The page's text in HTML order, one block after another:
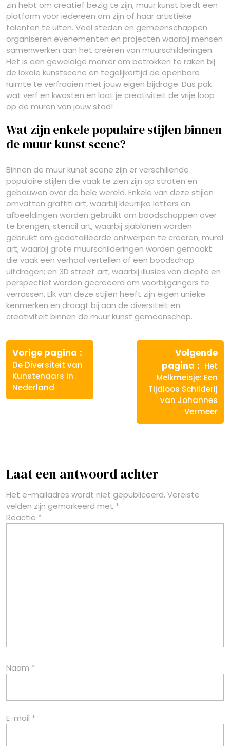
zin hebt om creatief bezig te zijn, muur kunst biedt een
platform voor iedereen om zijn of haar artistieke
talenten te uiten. Veel steden en gemeenschappen
organiseren evenementen en projecten waarbij mensen
samenwerken aan het creëren van muurschilderingen.
Het is een geweldige manier om betrokken te raken bij
de lokale kunstscene en tegelijkertijd de openbare
ruimte te verfraaien met jouw eigen bijdrage. Dus pak
wat verf en kwasten en laat je creativiteit de vrije loop
op de muren van jouw stad!
Wat zijn enkele populaire stijlen binnen
de muur kunst scene?
Binnen de muur kunst scene zijn er verschillende
populaire stijlen die vaak te zien zijn op straten en
gebouwen over de hele wereld. Enkele van deze stijlen
omvatten graffiti art, waarbij kleurrijke letters en
afbeeldingen worden gebruikt om boodschappen over
te brengen; stencil art, waarbij sjablonen worden
gebruikt om gedetailleerde ontwerpen te creëren; mural
art, waarbij grote muurschilderingen worden gemaakt
die vaak een verhaal vertellen of een boodschap
uitdragen; en 3D street art, waarbij illusies van diepte en
perspectief worden gecreëerd om voorbijgangers te
verrassen. Elk van deze stijlen heeft zijn eigen unieke
kenmerken en draagt bij aan de diversiteit en
creativiteit binnen de muur kunst gemeenschap.
Berichtnavigatie
Vorige pagina
De Diversiteit van
Kunstenaars in
Nederland
Volgende
pagina
Het
Melkmeisje: Een
Tijdloos Schilderij
van Johannes
Vermeer
Laat een antwoord achter
Het e-mailadres wordt niet gepubliceerd. Vereiste
velden zijn gemarkeerd met *
Reactie *
Naam *
E-mail *